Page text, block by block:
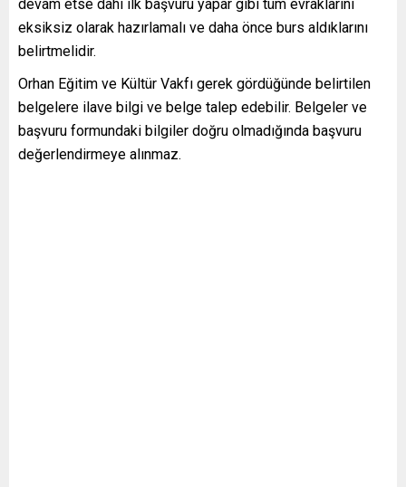
devam etse dahi ilk başvuru yapar gibi tüm evraklarını
eksiksiz olarak hazırlamalı ve daha önce burs aldıklarını
belirtmelidir.
Orhan Eğitim ve Kültür Vakfı gerek gördüğünde belirtilen
belgelere ilave bilgi ve belge talep edebilir. Belgeler ve
başvuru formundaki bilgiler doğru olmadığında başvuru
değerlendirmeye alınmaz.